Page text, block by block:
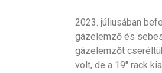
2023. júliusában
gázelemző és
gázelemzőt
volt, de a 19″ rack